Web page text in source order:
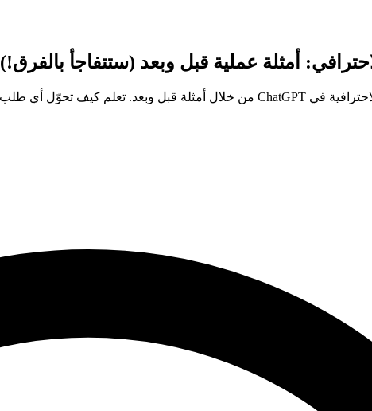
أمثلة عملية قبل وبعد (ستتفاجأ بالفرق!)